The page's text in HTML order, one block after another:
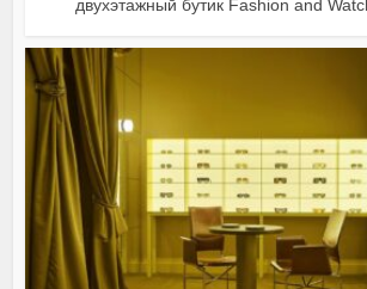
двухэтажный бутик Fashion and